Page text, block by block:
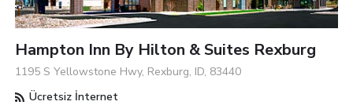
Hampton Inn By Hilton & Suites Rexburg
1195 S Yellowstone Hwy, Rexburg, ID, 83440
Ücretsiz İnternet